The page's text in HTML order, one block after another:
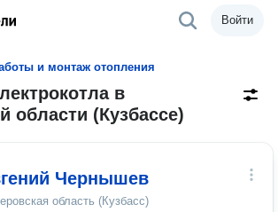
Войти
и монтаж отопления
в
области (Кузбассе)
Чернышев
область (Кузбасс)